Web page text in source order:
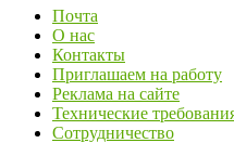
Почта
О нас
Контакты
Приглашаем на работу
Реклама на сайте
Технические
Сотрудничество